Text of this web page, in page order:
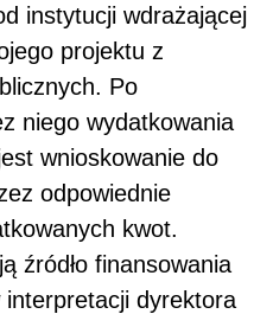
instytucji wdrażającej
projektu z
Po
niego wydatkowania
wnioskowanie do
odpowiednie
kwot.
źródło finansowania
dyrektora